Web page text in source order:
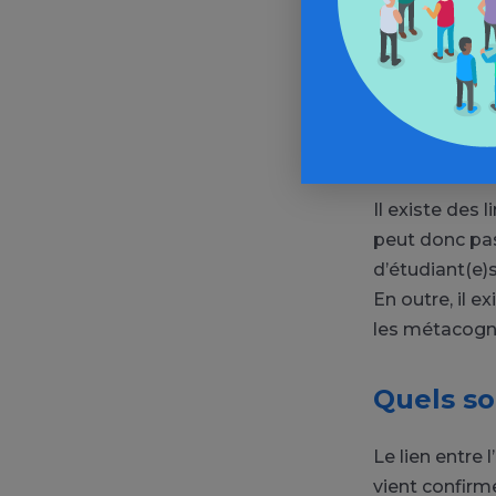
et avoir peu
principal
augmentent
smartphone.
Il existe des
peut donc
En outre, il
les
Quels
Le lien entre
vient